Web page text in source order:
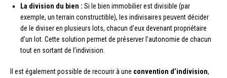
La division du bien : Si le bien immobilier est divisible (par
exemple, un terrain constructible), les indivisaires peuvent décider
de le diviser en plusieurs lots, chacun d’eux devenant propriétaire
d’un lot. Cette solution permet de préserver l’autonomie de chacun
tout en sortant de l’indivision.
Il est également possible de recourir à une convention d’indivision,